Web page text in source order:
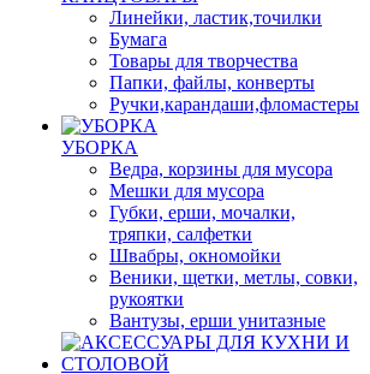
Линейки, ластик,точилки
Бумага
Товары для творчества
Папки, файлы, конверты
Ручки,карандаши,фломастеры
УБОРКА
Ведра, корзины для мусора
Мешки для мусора
Губки, ерши, мочалки,
тряпки, салфетки
Швабры, окномойки
Веники, щетки, метлы, совки,
рукоятки
Вантузы, ерши унитазные